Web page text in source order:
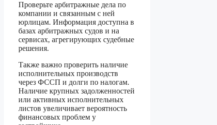
Проверьте арбитражные дела по
компании и связанным с ней
юрлицам. Информация доступна в
базах арбитражных судов и на
сервисах, агрегирующих судебные
решения.
Также важно проверить наличие
исполнительных производств
через ФССП и долги по налогам.
Наличие крупных задолженностей
или активных исполнительных
листов увеличивает вероятность
финансовых проблем у